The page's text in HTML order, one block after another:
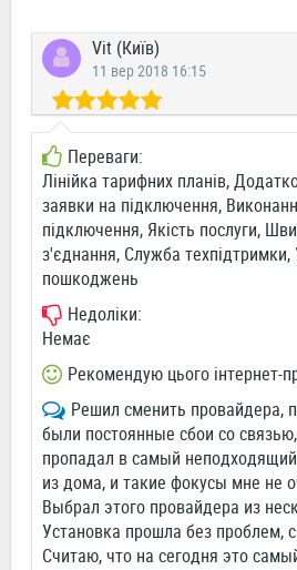
Vit (Київ)
11 вер 2018 16:15
Переваги:
Лінійка тарифних планів,
заявки на підключення,
підключення, Якість послуги,
з'єднання, Служба техпідтримки,
пошкоджень
Недоліки:
Немає
Рекомендую цього інтернет-
Решил сменить провайдера,
были постоянные сбои со
пропадал в самый
из дома, и такие фокусы мне не
Выбрал этого провайдера из
Установка прошла без проблем,
Считаю, что на сегодня это